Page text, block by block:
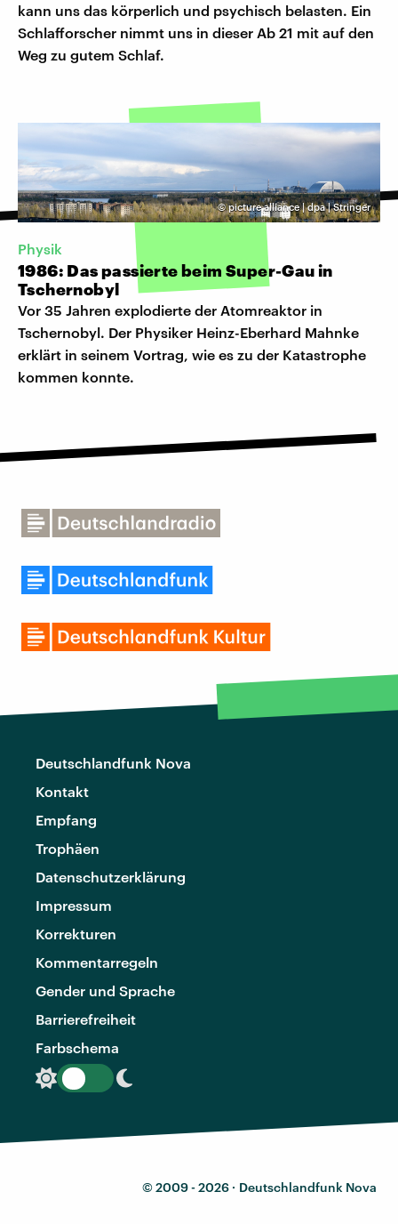
kann uns das körperlich und psychisch belasten. Ein
Schlafforscher nimmt uns in dieser Ab 21 mit auf den
Weg zu gutem Schlaf.
©picture alliance | dpa | Stringer
Physik
1986: Das passierte beim Super-Gau in
Tschernobyl
Vor 35 Jahren explodierte der Atomreaktor in
Tschernobyl. Der Physiker Heinz-Eberhard Mahnke
erklärt in seinem Vortrag, wie es zu der Katastrophe
kommen konnte.
Deutschlandfunk Nova
Kontakt
Empfang
Trophäen
Datenschutzerklärung
Impressum
Korrekturen
Kommentarregeln
Gender und Sprache
Barrierefreiheit
Farbschema
© 2009 - 2026 · Deutschlandfunk Nova